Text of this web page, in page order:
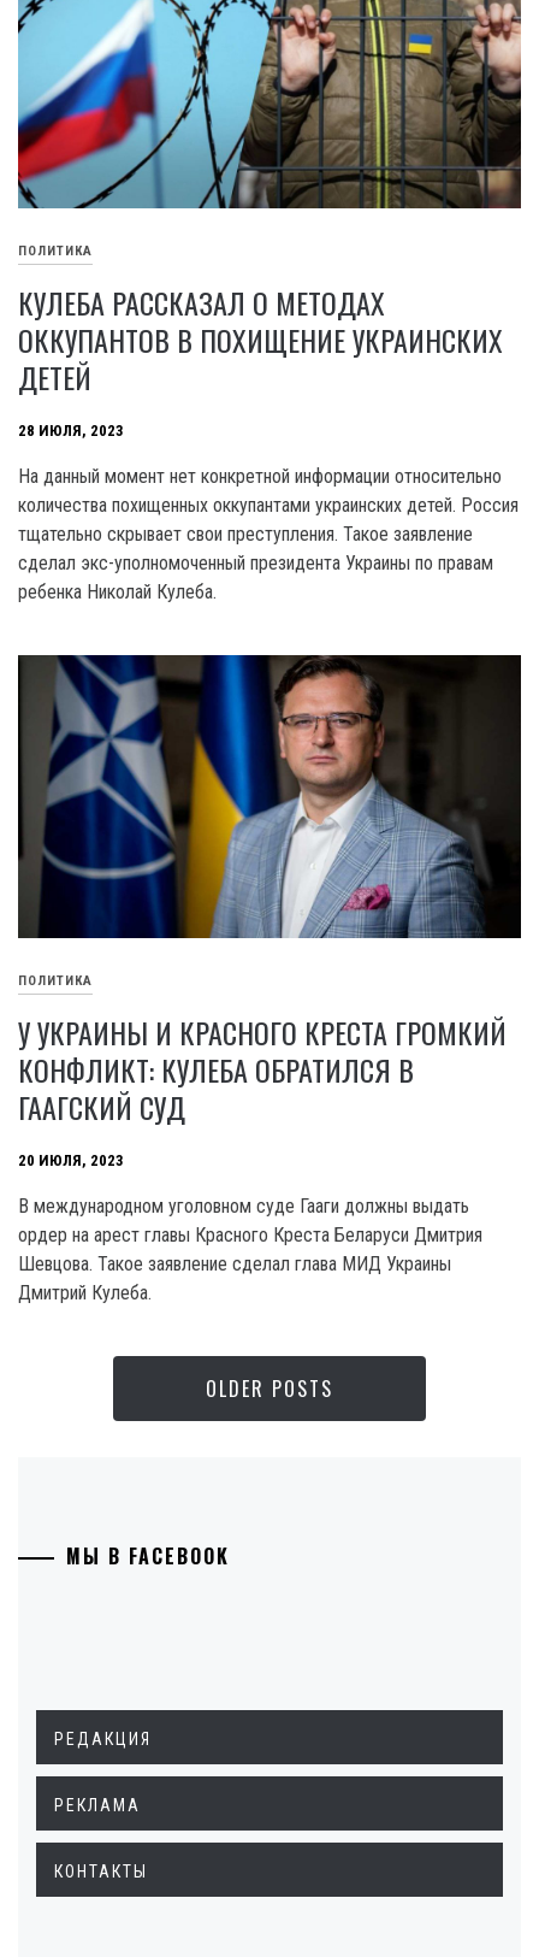
ПОЛИТИКА
КУЛЕБА РАССКАЗАЛ О МЕТОДАХ
ОККУПАНТОВ В ПОХИЩЕНИЕ УКРАИНСКИХ
ДЕТЕЙ
28 ИЮЛЯ, 2023
На данный момент нет конкретной информации относительно
количества похищенных оккупантами украинских детей. Россия
тщательно скрывает свои преступления. Такое заявление
сделал экс-уполномоченный президента Украины по правам
ребенка Николай Кулеба.
ПОЛИТИКА
У УКРАИНЫ И КРАСНОГО КРЕСТА ГРОМКИЙ
КОНФЛИКТ: КУЛЕБА ОБРАТИЛСЯ В
ГААГСКИЙ СУД
20 ИЮЛЯ, 2023
В международном уголовном суде Гааги должны выдать
ордер на арест главы Красного Креста Беларуси Дмитрия
Шевцова. Такое заявление сделал глава МИД Украины
Дмитрий Кулеба.
OLDER POSTS
МЫ В FACEBOOK
РЕДАКЦИЯ
РЕКЛАМА
КОНТАКТЫ